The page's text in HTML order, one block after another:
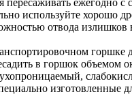
используйте хорошо
отвода излишков
горшке
в горшок объемом
изготовленные